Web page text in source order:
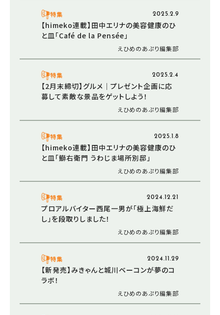
特集 2025.2.9
【himeko連載】田中エリナの美容健康のひ
と皿「Café de la Pensée」
えひめのあぷり編集部
特集 2025.2.4
【2月末締切】グルメ｜プレゼント企画に応
募して素敵な景品をゲットしよう！
えひめのあぷり編集部
特集 2025.1.8
【himeko連載】田中エリナの美容健康のひ
と皿「鰤右衛門 うわじま場所別邸」
えひめのあぷり編集部
特集 2024.12.21
プロアルバイター西尾一男が「極上海鮮だ
し」を段取りしました！
えひめのあぷり編集部
特集 2024.11.29
【新発売】みきゃんと城川ベーコンが夢のコ
ラボ！
えひめのあぷり編集部